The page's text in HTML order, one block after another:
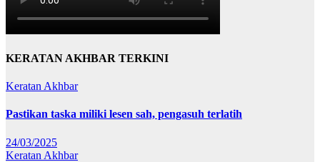
KERATAN AKHBAR TERKINI
Keratan Akhbar
Pastikan taska miliki lesen sah, pengasuh terlatih
24/03/2025
Keratan Akhbar